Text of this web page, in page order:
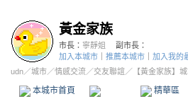
黃金家族
市長： 寧靜姐
副市長：
加入本城市
推薦本城市 加入我的
udn／城市／情感交流／交友聯誼 ／ 【黃金家族】
本城市首頁 精華區